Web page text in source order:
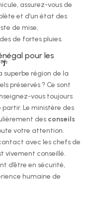
assurez-vous de
et d’un état des
de mise,
de fortes pluies.
pour les
superbe région de la
préservés ? Ce sont
vous toujours
Le ministère des
des conseils
votre attention.
avec les chefs de
vivement conseillé.
d’être en sécurité,
humaine de